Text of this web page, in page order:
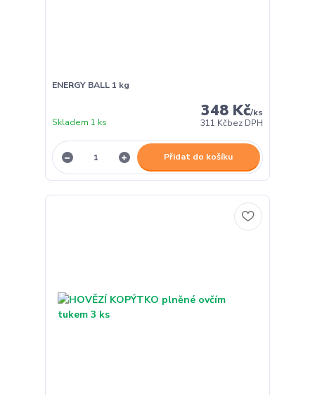
ENERGY BALL 1 kg
348 Kč/ks
311 Kčbez DPH
Skladem 1 ks
Přidat do košíku